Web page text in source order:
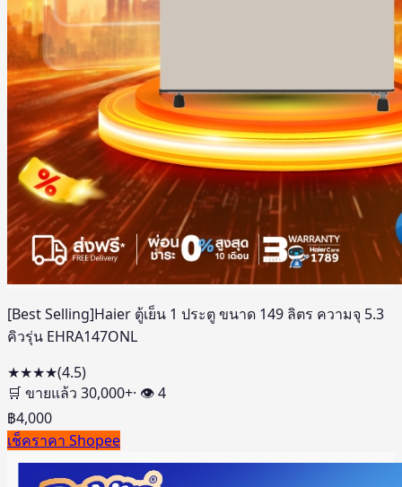
[Best Selling]Haier ตู้เย็น 1 ประตู ขนาด 149 ลิตร ความจุ 5.3
คิวรุ่น EHRA147ONL
★★★★(4.5)
🛒 ขายแล้ว 30,000+· 👁4
฿4,000
เช็คราคา Shopee